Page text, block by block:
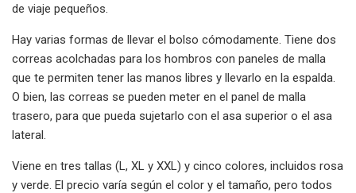
de viaje pequeños.
Hay varias formas de llevar el bolso cómodamente. Tiene dos
correas acolchadas para los hombros con paneles de malla
que te permiten tener las manos libres y llevarlo en la espalda.
O bien, las correas se pueden meter en el panel de malla
trasero, para que pueda sujetarlo con el asa superior o el asa
lateral.
Viene en tres tallas (L, XL y XXL) y cinco colores, incluidos rosa
y verde. El precio varía según el color y el tamaño, pero todos